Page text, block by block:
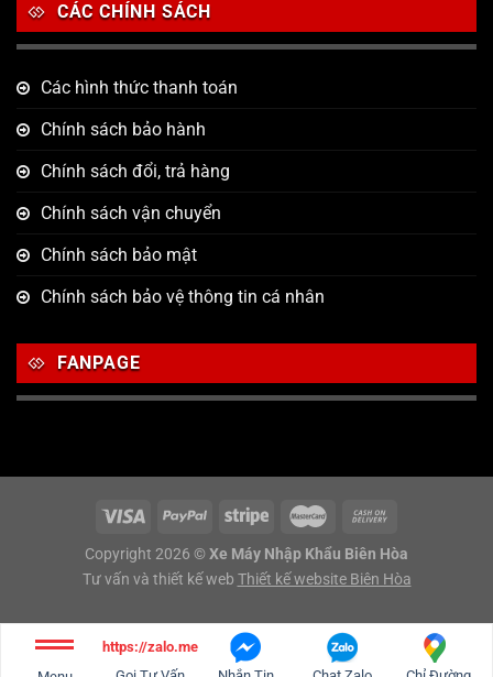
CÁC CHÍNH SÁCH
Các hình thức thanh toán
Chính sách bảo hành
Chính sách đổi, trả hàng
Chính sách vận chuyển
Chính sách bảo mật
Chính sách bảo vệ thông tin cá nhân
FANPAGE
Copyright 2026 © Xe Máy Nhập Khẩu Biên Hòa
Tư vấn và thiết kế web Thiết kế website Biên Hòa
https://zalo.me/g/sjwsco848